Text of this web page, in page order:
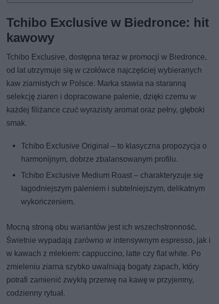
Tchibo Exclusive w Biedronce: hit
kawowy
Tchibo Exclusive, dostępna teraz w promocji w Biedronce,
od lat utrzymuje się w czołówce najczęściej wybieranych
kaw ziarnistych w Polsce. Marka stawia na staranną
selekcję ziaren i dopracowane palenie, dzięki czemu w
każdej filiżance czuć wyrazisty aromat oraz pełny, głęboki
smak.
Tchibo Exclusive Original – to klasyczna propozycja o
harmonijnym, dobrze zbalansowanym profilu.
Tchibo Exclusive Medium Roast – charakteryzuje się
łagodniejszym paleniem i subtelniejszym, delikatnym
wykończeniem.
Mocną stroną obu wariantów jest ich wszechstronność.
Świetnie wypadają zarówno w intensywnym espresso, jak i
w kawach z mlekiem: cappuccino, latte czy flat white. Po
zmieleniu ziarna szybko uwalniają bogaty zapach, który
potrafi zamienić zwykłą przerwę na kawę w przyjemny,
codzienny rytuał.